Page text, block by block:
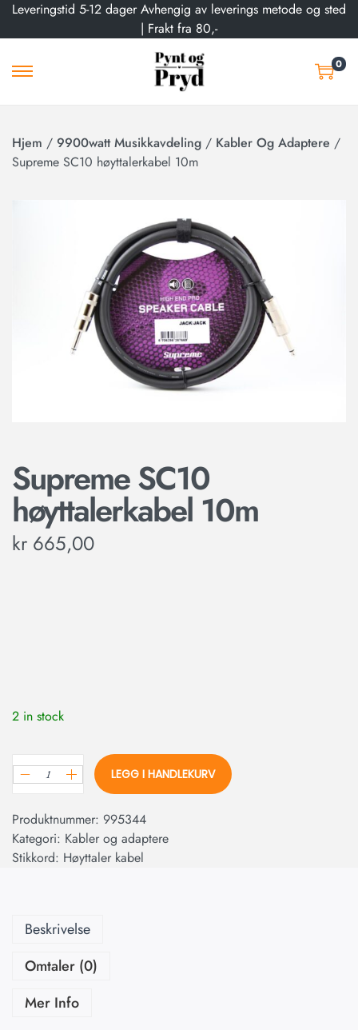
Leveringstid 5-12 dager Avhengig av leverings metode og sted
| Frakt fra 80,-
0
Hjem / 9900watt Musikkavdeling / Kabler Og Adaptere /
Supreme SC10 høyttalerkabel 10m
Supreme SC10
høyttalerkabel 10m
kr 665,00
2 in stock
LEGG I HANDLEKURV
Produktnummer: 995344
Kategori: Kabler og adaptere
Stikkord: Høyttaler kabel
Beskrivelse
Omtaler (0)
Mer Info